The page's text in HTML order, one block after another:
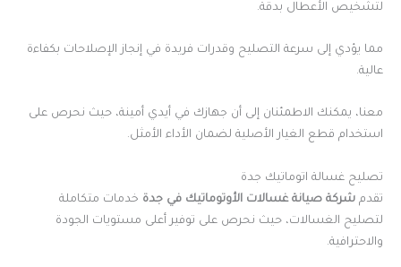
لتشخيص الأعطال بدقة.
مما يؤدي إلى سرعة التصليح وقدرات فريدة في إنجاز الإصلاحات بكفاءة
عالية.
معنا، يمكنك الاطمئنان إلى أن جهازك في أيدي أمينة، حيث نحرص على
استخدام قطع الغيار الأصلية لضمان الأداء الأمثل.
تصليح غسالة اتوماتيك جدة
تقدم شركة صيانة غسالات الأوتوماتيك في جدة خدمات متكاملة
لتصليح الغسالات، حيث نحرص على توفير أعلى مستويات الجودة
والاحترافية.